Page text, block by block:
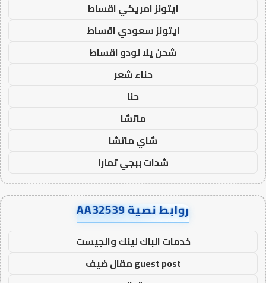
ايتونز امريكي اقساط
ايتونز سعودي اقساط
شحن يلا لودو اقساط
حناء شعر
حنا
ماتشا
شاي ماتشا
شدات ببجي تمارا
روابط نصية AA32539
خدمات الباك لينك والجيست
guest post مقال ضيف